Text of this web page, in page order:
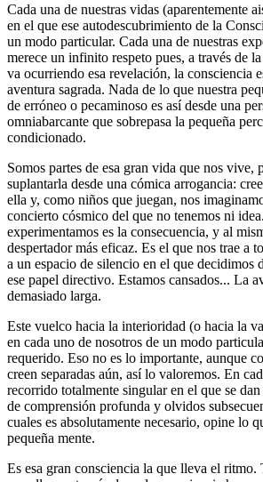
Cada una de nuestras vidas (aparentemente
en el que ese autodescubrimiento de la
un modo particular. Cada una de nuestras
merece un infinito respeto pues, a través de
va ocurriendo esa revelación, la consciencia
aventura sagrada. Nada de lo que nuestra
de erróneo o pecaminoso es así desde una
omniabarcante que sobrepasa la pequeña
condicionado.
Somos partes de esa gran vida que nos vive,
suplantarla desde una cómica arrogancia:
ella y, como niños que juegan, nos
concierto cósmico del que no tenemos ni
experimentamos es la consecuencia, y al
despertador más eficaz. Es el que nos trae a
a un espacio de silencio en el que decidimos
ese papel directivo. Estamos cansados... La
demasiado larga.
Este vuelco hacia la interioridad (o hacia la
en cada uno de nosotros de un modo
requerido. Eso no es lo importante, aunque
creen separadas aún, así lo valoremos. En
recorrido totalmente singular en el que se
de comprensión profunda y olvidos
cuales es absolutamente necesario, opine lo
pequeña mente.
Es esa gran consciencia la que lleva el ritmo.